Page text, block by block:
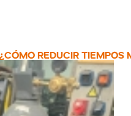
¿CÓMO REDUCIR TIEMPOS